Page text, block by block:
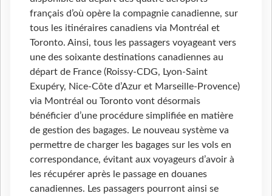
français d’où opère la compagnie canadienne, sur
tous les itinéraires canadiens via Montréal et
Toronto. Ainsi, tous les passagers voyageant vers
une des soixante destinations canadiennes au
départ de France (Roissy-CDG, Lyon-Saint
Exupéry, Nice-Côte d’Azur et Marseille-Provence)
via Montréal ou Toronto vont désormais
bénéficier d’une procédure simplifiée en matière
de gestion des bagages. Le nouveau système va
permettre de charger les bagages sur les vols en
correspondance, évitant aux voyageurs d’avoir à
les récupérer après le passage en douanes
canadiennes. Les passagers pourront ainsi se